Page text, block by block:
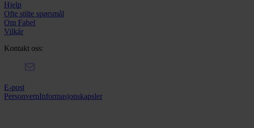
Hjelp
Ofte stilte spørsmål
Om Fabel
Vilkår
Kontakt oss:
E-post
PersonvernInformasjonskapsler